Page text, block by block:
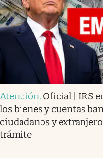
Atención. Oficial | IRS
los bienes y cuentas
ciudadanos y
trámite